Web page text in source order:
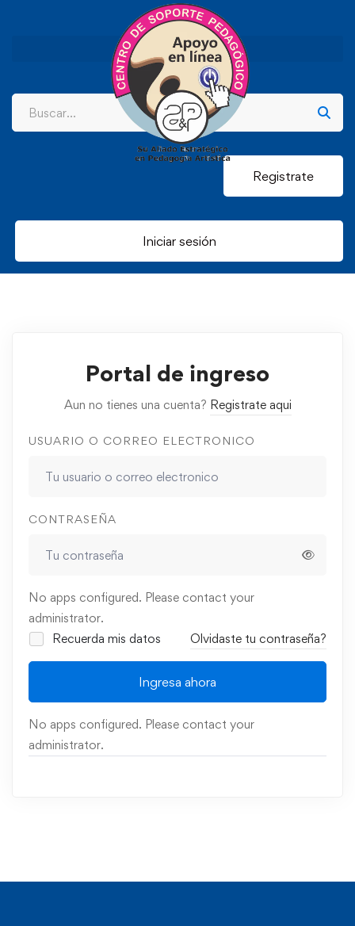
Registrate
Iniciar sesión
Portal de ingreso
Aun no tienes una cuenta? Registrate aqui
USUARIO O CORREO ELECTRONICO
CONTRASEÑA
No apps configured. Please contact your
administrator.
Recuerda mis datos
Olvidaste tu contraseña?
Ingresa ahora
No apps configured. Please contact your
administrator.